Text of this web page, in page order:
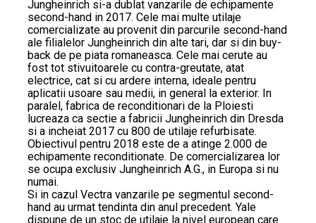
Jungheinrich si-a dublat vanzarile de echipamente
second-hand in 2017. Cele mai multe utilaje
comercializate au provenit din parcurile second-hand
ale filialelor Jungheinrich din alte tari, dar si din buy-
back de pe piata romaneasca. Cele mai cerute au
fost tot stivuitoarele cu contra-greutate, atat
electrice, cat si cu ardere interna, ideale pentru
aplicatii usoare sau medii, in general la exterior. In
paralel, fabrica de reconditionari de la Ploiesti
lucreaza ca sectie a fabricii Jungheinrich din Dresda
si a incheiat 2017 cu 800 de utilaje refurbisate.
Obiectivul pentru 2018 este de a atinge 2.000 de
echipamente reconditionate. De comercializarea lor
se ocupa exclusiv Jungheinrich A.G., in Europa si nu
numai.
Si in cazul Vectra vanzarile pe segmentul second-
hand au urmat tendinta din anul precedent. Yale
dispune de un stoc de utilaje la nivel european care